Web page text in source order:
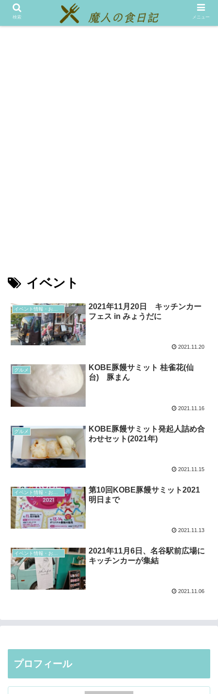
メニュー
イベント
イベント情報・お得情報
2021年11月20日 キッチンカー
フェス in みょうだに
2021.11.20
グルメ
KOBE豚饅サミット 桂雀花(仙
台) 豚まん
2021.11.16
グルメ
KOBE豚饅サミット発起人詰め合
わせセット(2021年)
2021.11.15
第10回KOBE豚饅サミット2021
明日まで
2021.11.13
2021年11月6日、名谷駅前広場に
キッチンカーが集結
2021.11.06
プロフィール
検索 メニュー